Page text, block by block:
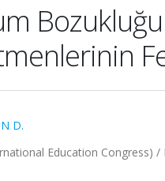
D.
Education Congress)